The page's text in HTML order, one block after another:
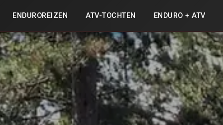
ENDUROREIZEN ATV-TOCHTEN ENDURO + ATV